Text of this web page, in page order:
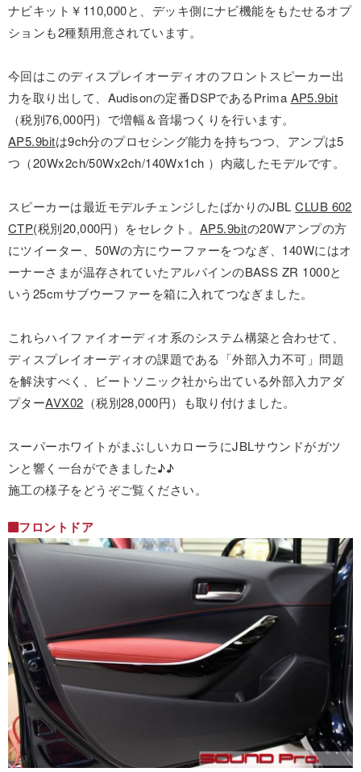
ナビキット￥110,000と、デッキ側にナビ機能をもたせるオプ
ションも2種類用意されています。
今回はこのディスプレイオーディオのフロントスピーカー出
力を取り出して、Audisonの定番DSPであるPrima AP5.9bit
（税別76,000円）で増幅＆音場つくりを行います。
AP5.9bitは9ch分のプロセシング能力を持ちつつ、アンプは5
つ（20Wx2ch/50Wx2ch/140Wx1ch ）内蔵したモデルです。
スピーカーは最近モデルチェンジしたばかりのJBLCLUB 602
CTP(税別20,000円）をセレクト。AP5.9bitの20Wアンプの方
にツイーター、50Wの方にウーファーをつなぎ、140Wにはオ
ーナーさまが温存されていたアルパインのBASS ZR 1000と
いう25cmサブウーファーを箱に入れてつなぎました。
これらハイファイオーディオ系のシステム構築と合わせて、
ディスプレイオーディオの課題である「外部入力不可」問題
を解決すべく、ビートソニック社から出ている外部入力アダ
プターAVX02 （税別28,000円）も取り付けました。
スーパーホワイトがまぶしいカローラにJBLサウンドがガツ
ンと響く一台ができました♪♪
施工の様子をどうぞご覧ください。
フロントドア